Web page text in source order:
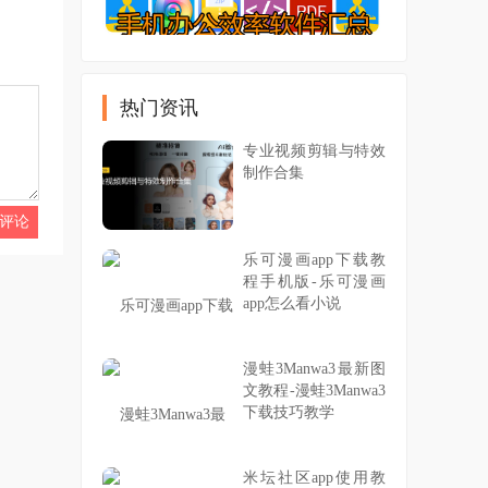
热门资讯
专业视频剪辑与特效
制作合集
乐可漫画app下载教
程手机版-乐可漫画
app怎么看小说
漫蛙3Manwa3最新图
文教程-漫蛙3Manwa3
下载技巧教学
米坛社区app使用教